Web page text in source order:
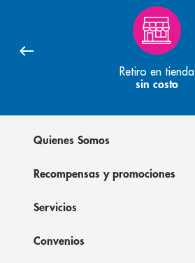
Retiro en tienda
sin costo
Quienes Somos
Recompensas y promociones
Servicios
Convenios